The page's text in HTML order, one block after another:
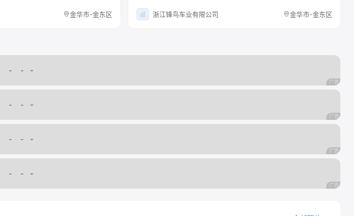
金华市-金东区 浙江锋鸟车业有限公司 金华市-金东区